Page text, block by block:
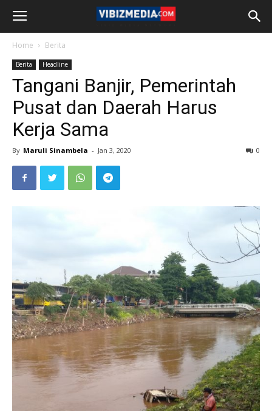
Home Berita
Berita Headline
Tangani Banjir, Pemerintah
Pusat dan Daerah Harus
Kerja Sama
By Maruli Sinambela - Jan 3, 2020 0